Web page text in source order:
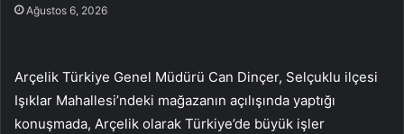
Ağustos 6, 2026
Arçelik Türkiye Genel Müdürü Can Dinçer, Selçuklu ilçesi
Işıklar Mahallesi’ndeki mağazanın açılışında yaptığı
konuşmada, Arçelik olarak Türkiye’de büyük işler